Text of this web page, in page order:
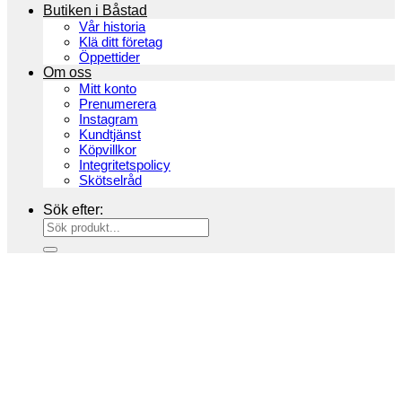
Butiken i Båstad
Vår historia
Klä ditt företag
Öppettider
Om oss
Mitt konto
Prenumerera
Instagram
Kundtjänst
Köpvillkor
Integritetspolicy
Skötselråd
Sök efter: